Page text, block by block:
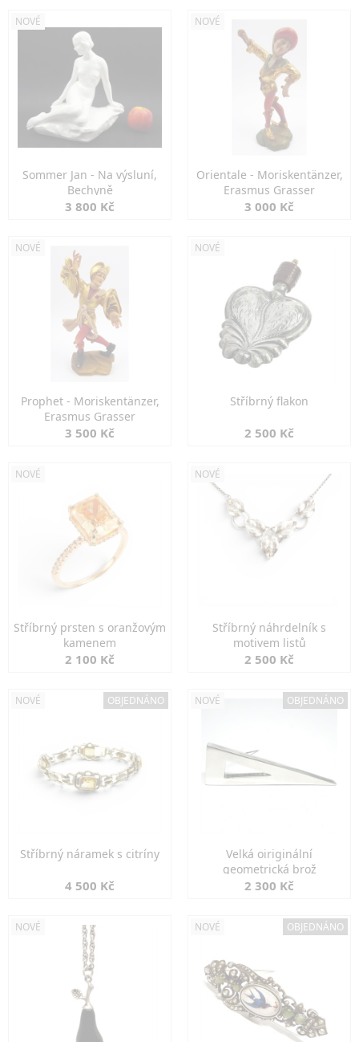
NOVÉ
Sommer Jan - Na výsluní,
Bechyně
3 800 Kč
NOVÉ
Orientale - Moriskentänzer,
Erasmus Grasser
3 000 Kč
NOVÉ
Prophet - Moriskentänzer,
Erasmus Grasser
3 500 Kč
NOVÉ
Stříbrný flakon
2 500 Kč
NOVÉ
Stříbrný prsten s oranžovým
kamenem
2 100 Kč
NOVÉ
Stříbrný náhrdelník s
motivem listů
2 500 Kč
NOVÉ OBJEDNÁNO
Stříbrný náramek s citríny
4 500 Kč
NOVÉ OBJEDNÁNO
Velká oiriginální
geometrická brož
2 300 Kč
NOVÉ NOVÉ OBJEDNÁNO